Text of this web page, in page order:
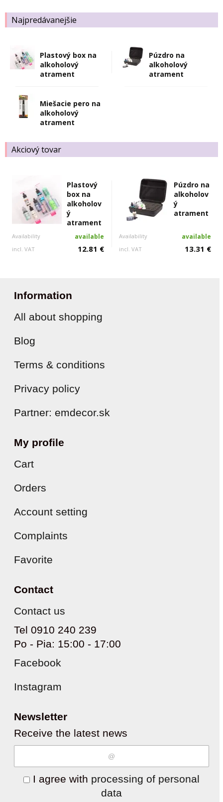
Najpredávanejšie
Plastový box na
alkoholový
atrament
Púzdro na
alkoholový
atrament
Miešacie pero na
alkoholový
atrament
Akciový tovar
Plastový
box na
alkoholov
ý
atrament
Availability available
incl. VAT 12.81 €
Púzdro na
alkoholov
ý
atrament
Availability available
incl. VAT 13.31 €
Information
All about shopping
Blog
Terms & conditions
Privacy policy
Partner: emdecor.sk
My profile
Cart
Orders
Account setting
Complaints
Favorite
Contact
Contact us
Tel 0910 240 239
Po - Pia: 15:00 - 17:00
Facebook
Instagram
Newsletter
Receive the latest news
I agree with processing of personal
data